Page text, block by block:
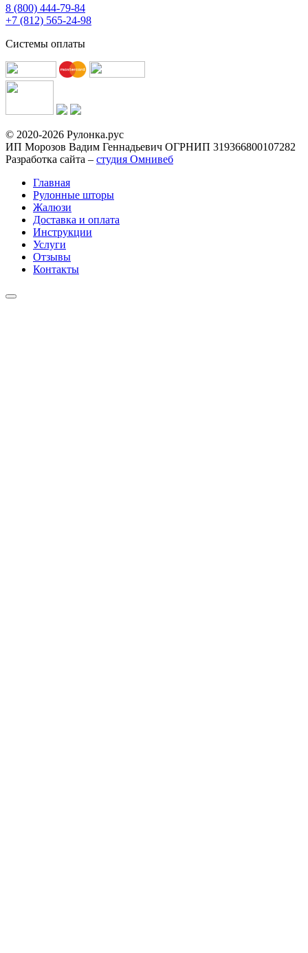
8 (800) 444-79-84
+7 (812) 565-24-98
Системы оплаты
© 2020-2026 Рулонка.рус
ИП Морозов Вадим Геннадьевич ОГРНИП 319366800107282
Разработка сайта – студия Омнивеб
Главная
Рулонные шторы
Жалюзи
Доставка и оплата
Инструкции
Услуги
Отзывы
Контакты